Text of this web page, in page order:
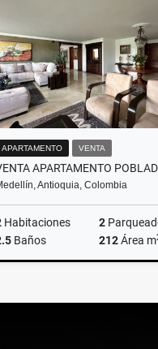
APARTAMENTO VENTA
Antioquia, Colombia
Habitaciones 2
Baños 212Área m
$1.500.000.000